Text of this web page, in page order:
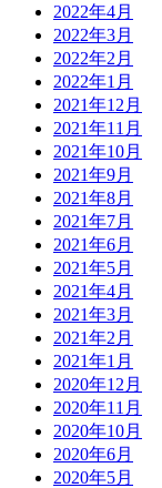
2022年4月
2022年3月
2022年2月
2022年1月
2021年12月
2021年11月
2021年10月
2021年9月
2021年8月
2021年7月
2021年6月
2021年5月
2021年4月
2021年3月
2021年2月
2021年1月
2020年12月
2020年11月
2020年10月
2020年6月
2020年5月